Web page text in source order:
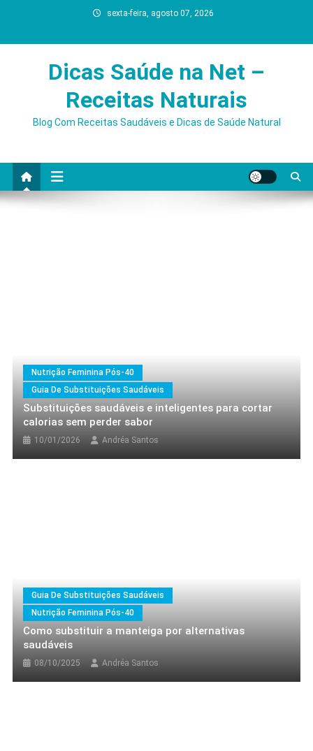
content
sexta-feira, agosto 07, 2026
Dicas Saúde na Net –
Receitas Naturais
Blog Com Receitas Saudáveis e Dicas de Saúde Natural
Nutrição Feminina Pós-40
Top 10 Superalimentos Que
Fortalecem A Imunidade
Naturalmente
Nutrição Feminina Pós-40
Guia De Substituições Saudáveis
Substituições saudáveis e inteligentes para cortar
calorias sem perder sabor
10/01/2026 Andréa Santos
Guia De Substituições Saudáveis
Nutrição Feminina Pós-40
Como substituir a manteiga por alternativas
saudáveis
08/10/2025 Andréa Santos